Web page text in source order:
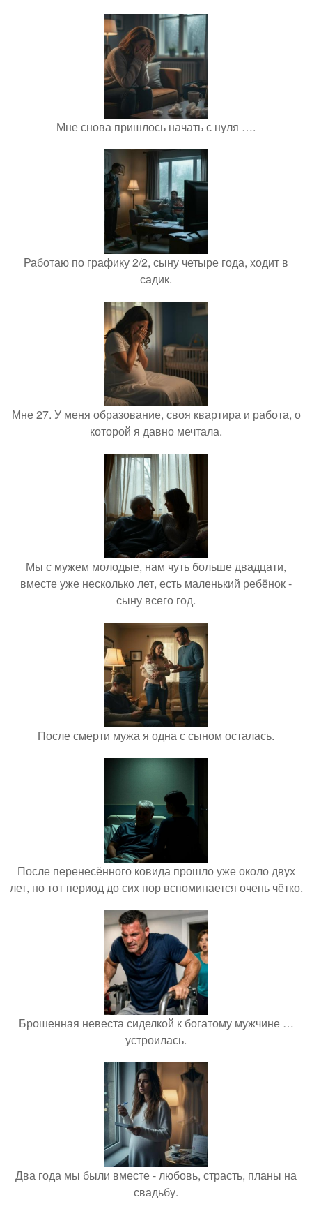
Мне снова пришлось начать с нуля ….
Работаю по графику 2/2, сыну четыре года, ходит в
садик.
Мне 27. У меня образование, своя квартира и работа, о
которой я давно мечтала.
Мы с мужем молодые, нам чуть больше двадцати,
вместе уже несколько лет, есть маленький ребёнок -
сыну всего год.
После смерти мужа я одна с сыном осталась.
После перенесённого ковида прошло уже около двух
лет, но тот период до сих пор вспоминается очень чётко.
Брошенная невеста сиделкой к богатому мужчине …
устроилась.
Два года мы были вместе - любовь, страсть, планы на
свадьбу.